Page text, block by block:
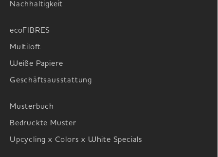
Nachhaltigkeit
ecoFIBRES
Multiloft
Weiße Papiere
Geschäftsausstattung
Musterbuch
Bedruckte Muster
Upcycling x Colors x White Specials